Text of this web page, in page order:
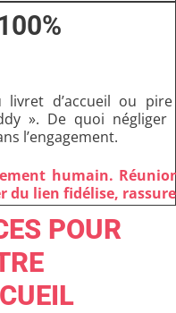
d’accueil ou
». De quoi négliger
l’engagement.
humain.
du lien fidélise,
POUR